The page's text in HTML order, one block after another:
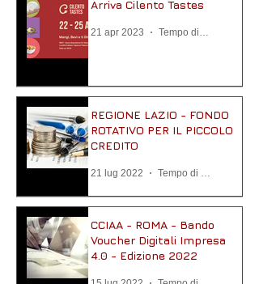
Arriva Cilento Tastes
21 apr 2023
REGIONE LAZIO - FONDO
ROTATIVO PER IL PICCOLO
CREDITO
21 lug 2022
CCIAA - ROMA - Bando
Voucher Digitali Impresa
4.0 - Edizione 2022